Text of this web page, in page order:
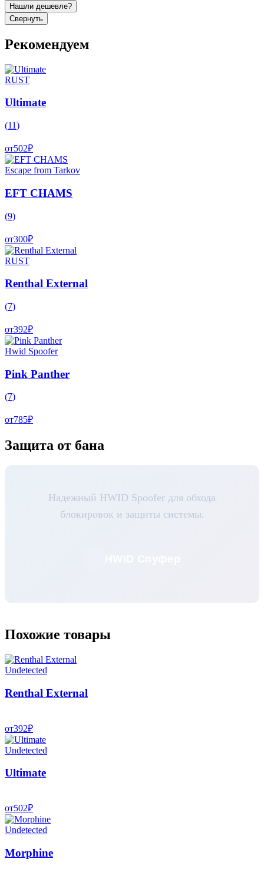
Нашли дешевле?
Свернуть
Рекомендуем
RUST
Ultimate
(11)
от502₽
Escape from Tarkov
EFT CHAMS
(9)
от300₽
RUST
Renthal External
(7)
от392₽
Hwid Spoofer
Pink Panther
(7)
от785₽
Защита от бана
Надежный HWID Spoofer для обхода
блокировок и защиты системы.
Похожие товары
Undetected
Renthal External
от392₽
Undetected
Ultimate
от502₽
Undetected
Morphine